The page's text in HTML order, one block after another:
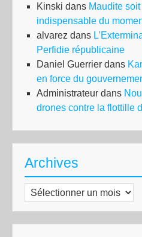
Kinski dans Maudite
indispensable du
alvarez dans
Perfidie républicaine
Daniel Guerrier dans
en force du
Administrateur dans
drones contre la flottille
Archives
Archives